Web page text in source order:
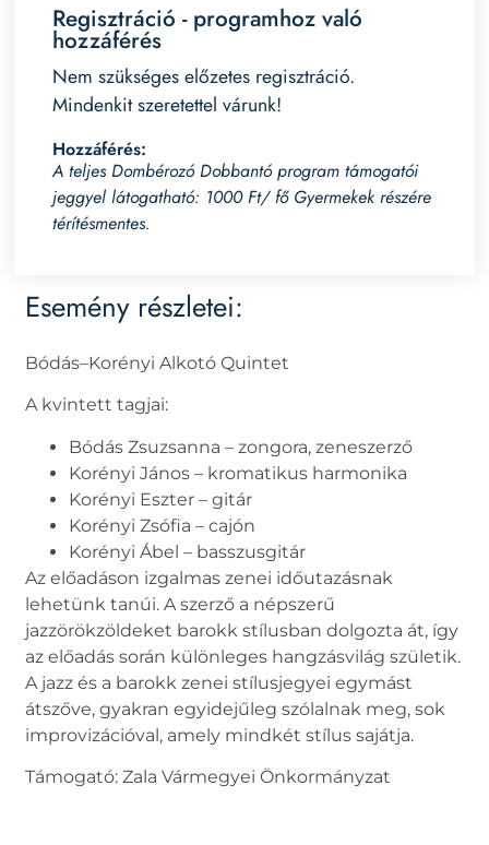
Regisztráció - programhoz való
hozzáférés
Nem szükséges előzetes regisztráció.
Mindenkit szeretettel várunk!
Hozzáférés:
A teljes Dombérozó Dobbantó program támogatói
jeggyel látogatható: 1000 Ft/ fő Gyermekek részére
térítésmentes.
Esemény részletei:
Bódás–Korényi Alkotó Quintet
A kvintett tagjai:
Bódás Zsuzsanna – zongora, zeneszerző
Korényi János – kromatikus harmonika
Korényi Eszter – gitár
Korényi Zsófia – cajón
Korényi Ábel – basszusgitár
Az előadáson izgalmas zenei időutazásnak
lehetünk tanúi. A szerző a népszerű
jazzörökzöldeket barokk stílusban dolgozta át, így
az előadás során különleges hangzásvilág születik.
A jazz és a barokk zenei stílusjegyei egymást
átszőve, gyakran egyidejűleg szólalnak meg, sok
improvizációval, amely mindkét stílus sajátja.
Támogató: Zala Vármegyei Önkormányzat